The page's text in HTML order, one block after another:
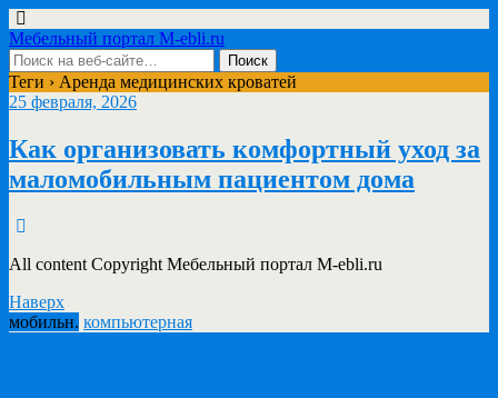
Мебельный портал M-ebli.ru
Теги › Аренда медицинских кроватей
25 февраля, 2026
Как организовать комфортный уход за
маломобильным пациентом дома
All content Copyright Мебельный портал M-ebli.ru
Наверх
мобильн. компьютерная